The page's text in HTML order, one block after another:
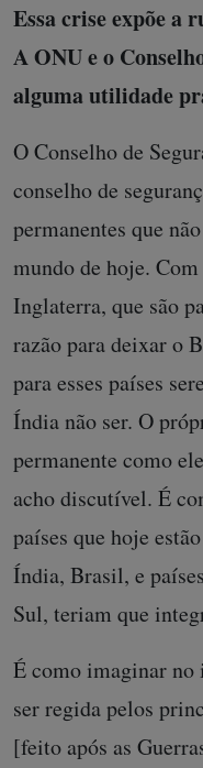
Essa crise expõe a
A ONU e o
alguma utilidade
O Conselho de
conselho de
permanentes que
mundo de hoje.
Inglaterra, que são
razão para deixar o
para esses países
Índia não ser. O
permanente como
acho discutível. É
países que hoje
Índia, Brasil, e
Sul, teriam que
É como imaginar no
ser regida pelos
[feito após as